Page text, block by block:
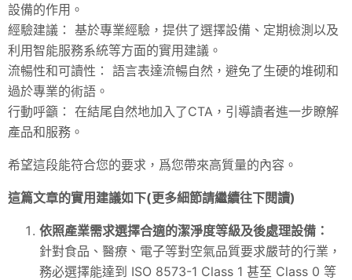
設備的作用。
經驗建議： 基於專業經驗，提供了選擇設備、定期檢測以及
利用智能服務系統等方面的實用建議。
流暢性和可讀性： 語言表達流暢自然，避免了生硬的堆砌和
過於專業的術語。
行動呼籲： 在結尾自然地加入了CTA，引導讀者進一步瞭解
產品和服務。
希望這段能符合您的要求，爲您帶來高質量的內容。
這篇文章的實用建議如下(更多細節請繼續往下閱讀)
依照產業需求選擇合適的潔淨度等級及後處理設備：
針對食品、醫療、電子等對空氣品質要求嚴苛的行業，
務必選擇能達到 ISO 8573-1 Class 1 甚至 Class 0 等